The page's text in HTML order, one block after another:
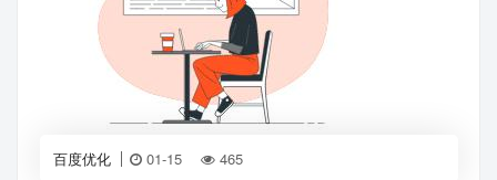
百度优化 01-15 465